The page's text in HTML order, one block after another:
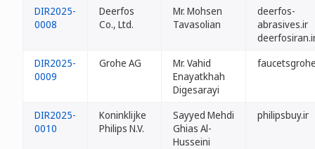
DIR2025-
0008
Deerfos
Co., Ltd.
Mr. Mohsen
Tavasolian
deerfos-
abrasives.ir
DIR2025-
0009
Grohe AG
Mr. Vahid
Enayatkhah
Digesarayi
DIR2025-
0010
Koninklijke
Philips N.V.
Sayyed Mehdi
Ghias Al-
Husseini
philipsbuy.ir